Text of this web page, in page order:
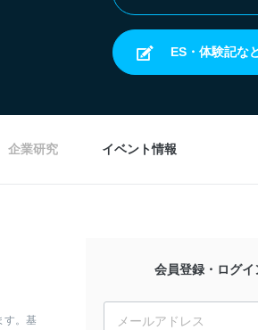
ES・体験記な
企業研究 イベント情報
す。基
会員登録・ログイ